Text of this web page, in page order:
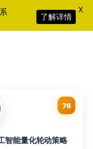
76
智能量化轮动策略
了解详情
X